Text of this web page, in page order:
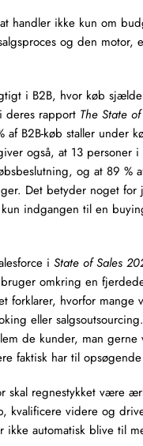
handler ikke kun om
og den motor,
i B2B, hvor køb
deres rapport The State
B2B-køb staller under
også, at 13 personer
og at 89 %
Det betyder noget for
indgangen til en
i State of Sales
omkring en
forklarer, hvorfor mange
eller salgsoutsourcing
de kunder, man
faktisk har til
skal regnestykket være
kvalificere videre og
ikke automatisk blive til